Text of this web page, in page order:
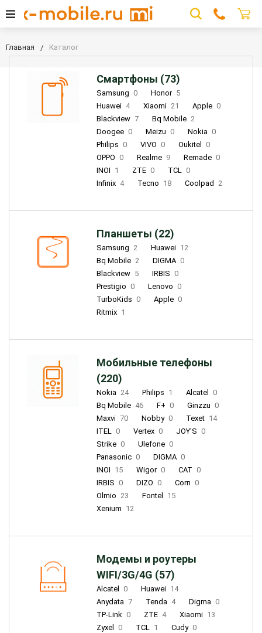
Главная Каталог
Смартфоны (73)
Samsung 0 Honor 5
Huawei 4 Xiaomi 21 Apple 0
Blackview 7 Bq Mobile 2
Doogee 0 Meizu 0 Nokia 0
Philips 0 VIVO 0 Oukitel
0
OPPO 0 Realme 9 Remade 0
INOI 1 ZTE 0 TCL 0
Infinix 4 Tecno 18 Coolpad 2
Планшеты (22)
Samsung 2 Huawei 12
Bq Mobile 2 DIGMA 0
Blackview 5 IRBIS 0
Prestigio 0 Lenovo 0
TurboKids 0 Apple 0
Ritmix 1
Мобильные телефоны
(220)
Nokia 24 Philips 1 Alcatel
0
Bq Mobile 46 F+ 0 Ginzzu 0
Maxvi 70 Nobby 0 Texet 14
ITEL 0 Vertex 0 JOY'S 0
Strike 0 Ulefone 0
Panasonic 0 DIGMA 0
INOI 15 Wigor 0 CAT 0
IRBIS 0 DIZO 0 Corn 0
Olmio 23 Fontel
15
Xenium 12
Модемы и роутеры
WIFI/3G/4G (57)
Alcatel 0 Huawei 14
Anydata 7 Tenda 4 Digma 0
TP-Link 0 ZTE 4 Xiaomi 13
Zyxel
0 TCL 1 Cudy 0